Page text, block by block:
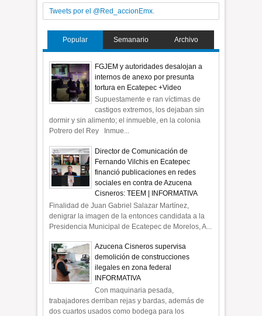
Tweets por el @Red_accionEmx.
Popular Semanario Archivo
FGJEM y autoridades desalojan a
internos de anexo por presunta
tortura en Ecatepec +Video
Supuestamente e ran víctimas de
castigos extremos, los dejaban sin
dormir y sin alimento; el inmueble, en la colonia
Potrero del Rey Inmue...
Director de Comunicación de
Fernando Vilchis en Ecatepec
financió publicaciones en redes
sociales en contra de Azucena
Cisneros: TEEM | INFORMATIVA
Finalidad de Juan Gabriel Salazar Martínez,
denigrar la imagen de la entonces candidata a la
Presidencia Municipal de Ecatepec de Morelos, A...
Azucena Cisneros supervisa
demolición de construcciones
ilegales en zona federal
INFORMATIVA
Con maquinaria pesada,
trabajadores derriban rejas y bardas, además de
dos cuartos usados como bodega para los